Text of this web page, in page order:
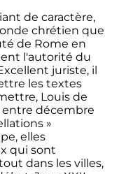
de caractère,
chrétien que
de Rome en
l'autorité du
juriste, il
les textes
Louis de
entre décembre
»
elles
qui sont
dans les villes,